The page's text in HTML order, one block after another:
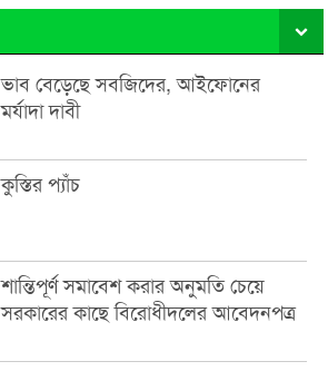
ভাব বেড়েছে সবজিদের, আইফোনের
মর্যাদা দাবী
কুস্তির প্যাঁচ
শান্তিপূর্ণ সমাবেশ করার অনুমতি চেয়ে
সরকারের কাছে বিরোধীদলের আবেদনপত্র